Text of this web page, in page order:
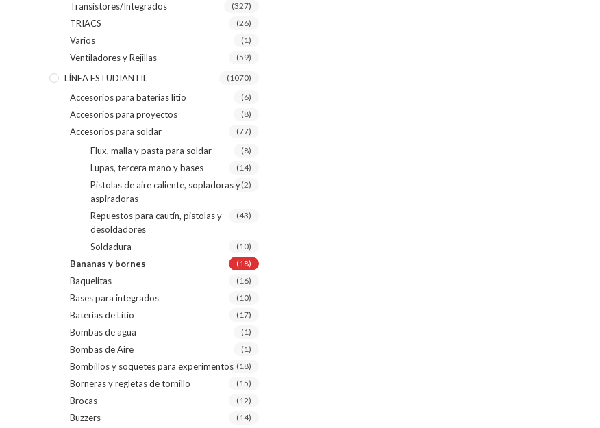
Transistores/Integrados (327)
TRIACS (26)
Varios (1)
Ventiladores y Rejillas (59)
LÍNEA ESTUDIANTIL (1070)
Accesorios para baterias litio (6)
Accesorios para proyectos (8)
Accesorios para soldar (77)
Flux, malla y pasta para soldar (8)
Lupas, tercera mano y bases (14)
Pistolas de aire caliente, sopladoras y
aspiradoras
(2)
Repuestos para cautín, pistolas y
desoldadores
(43)
Soldadura (10)
Bananas y bornes (18)
Baquelitas (16)
Bases para integrados (10)
Baterías de Litio (17)
Bombas de agua (1)
Bombas de Aire (1)
Bombillos y soquetes para experimentos (18)
Borneras y regletas de tornillo (15)
Brocas (12)
Buzzers (14)